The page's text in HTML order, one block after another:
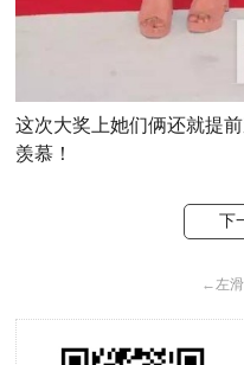
这次大奖上她们俩还就提
羡慕！
下
← 左